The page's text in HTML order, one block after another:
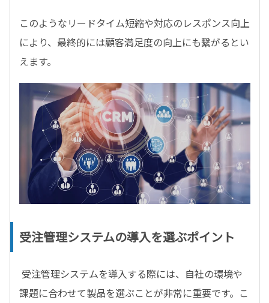
このようなリードタイム短縮や対応のレスポンス向上
により、最終的には顧客満足度の向上にも繋がるとい
えます。
受注管理システムの導入を選ぶポイント
受注管理システムを導入する際には、自社の環境や
課題に合わせて製品を選ぶことが非常に重要です。こ